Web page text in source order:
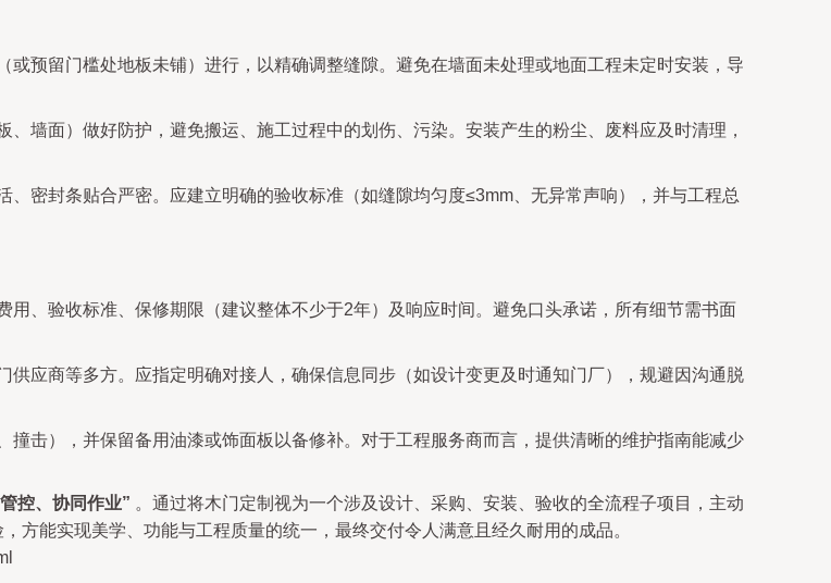
或预留门槛处地板未铺）进行，以精确调整缝隙。避免在墙面未处理或地面工程未定时安装，导
、墙面）做好防护，避免搬运、施工过程中的划伤、污染。安装产生的粉尘、废料应及时清理，
、密封条贴合严密。应建立明确的验收标准（如缝隙均匀度≤3mm、无异常声响），并与工程总
用、验收标准、保修期限（建议整体不少于2年）及响应时间。避免口头承诺，所有细节需书面
供应商等多方。应指定明确对接人，确保信息同步（如设计变更及时通知门厂），规避因沟通脱
撞击），并保留备用油漆或饰面板以备修补。对于工程服务商而言，提供清晰的维护指南能减少
控、协同作业” 。通过将木门定制视为一个涉及设计、采购、安装、验收的全流程子项目，主动
方能实现美学、功能与工程质量的统一，最终交付令人满意且经久耐用的成品。